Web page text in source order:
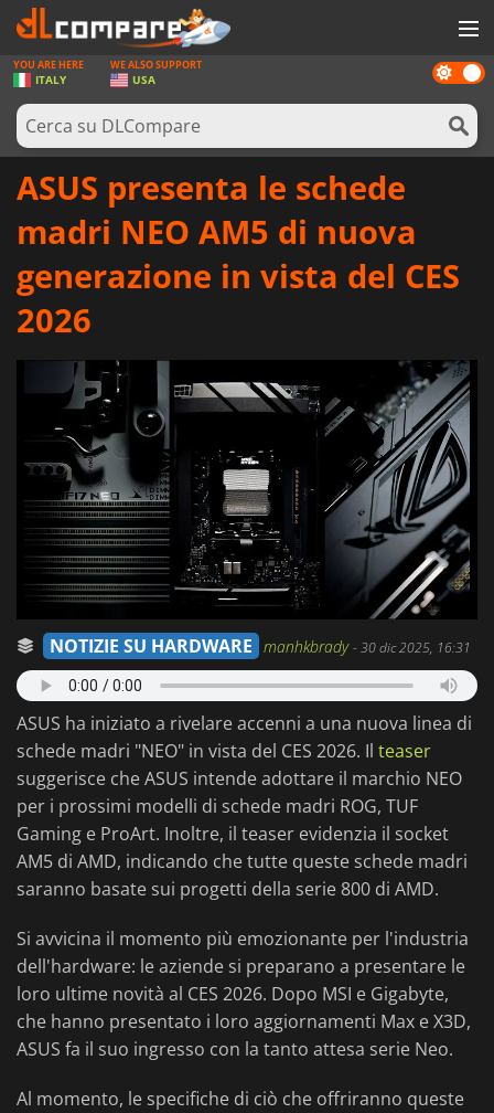
GIOCHI
PREPAGATE
SOFTWARE
NOTIZIE
Dark
mode
YOU ARE HERE
ITALY
WE ALSO SUPPORT
USA
ASUS presenta le schede
madri NEO AM5 di nuova
generazione in vista del CES
2026
NOTIZIE SU HARDWARE manhkbrady-30 dic 2025, 16:31
ASUS ha iniziato a rivelare accenni a una nuova linea di
schede madri "NEO" in vista del CES 2026. Il teaser
suggerisce che ASUS intende adottare il marchio NEO
per i prossimi modelli di schede madri ROG, TUF
Gaming e ProArt. Inoltre, il teaser evidenzia il socket
AM5 di AMD, indicando che tutte queste schede madri
saranno basate sui progetti della serie 800 di AMD.
Si avvicina il momento più emozionante per l'industria
dell'hardware: le aziende si preparano a presentare le
loro ultime novità al CES 2026. Dopo MSI e Gigabyte,
che hanno presentato i loro aggiornamenti Max e X3D,
ASUS fa il suo ingresso con la tanto attesa serie Neo.
Al momento, le specifiche di ciò che offriranno queste